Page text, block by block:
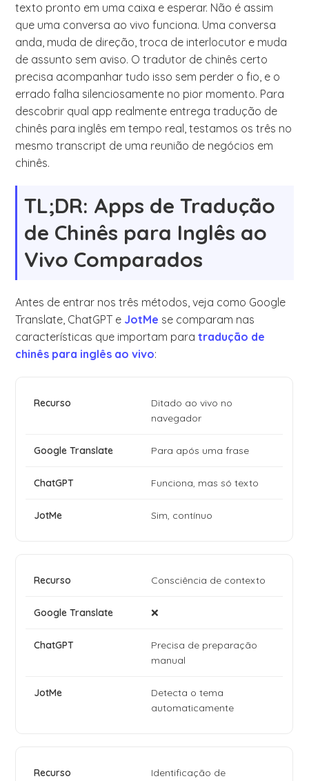
texto pronto em uma caixa e esperar. Não é assim
que uma conversa ao vivo funciona. Uma conversa
anda, muda de direção, troca de interlocutor e muda
de assunto sem aviso. O tradutor de chinês certo
precisa acompanhar tudo isso sem perder o fio, e o
errado falha silenciosamente no pior momento. Para
descobrir qual app realmente entrega tradução de
chinês para inglês em tempo real, testamos os três no
mesmo transcript de uma reunião de negócios em
chinês.
TL;DR: Apps de Tradução
de Chinês para Inglês ao
Vivo Comparados
Antes de entrar nos três métodos, veja como Google
Translate, ChatGPT e JotMe se comparam nas
características que importam paratradução de
chinês para inglês ao vivo:
Ditado ao vivo no
navegador
Para após uma frase
Funciona, mas só texto
Sim, contínuo
Consciência de contexto
❌
Precisa de preparação
manual
Detecta o tema
automaticamente
Identificação de